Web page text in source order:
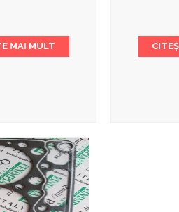
MAI MULT